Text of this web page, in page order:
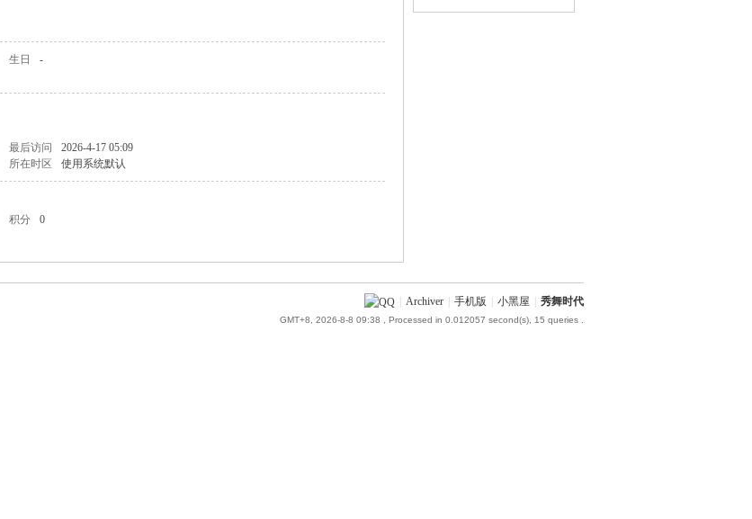
生日
-
最后访问
2026-4-17 05:09
所在时区 使用系统默认
积分
0
Archiver 手机版 小黑屋 秀舞时代
GMT+8, 2026-8-8 09:38 , Processed in 0.012057 second(s), 15 queries .